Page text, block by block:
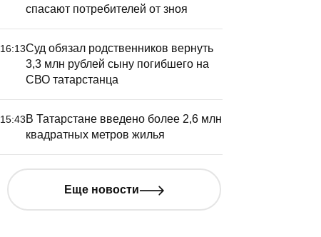
спасают потребителей от зноя
16:13Суд обязал родственников вернуть
3,3 млн рублей сыну погибшего на
СВО татарстанца
15:43В Татарстане введено более 2,6 млн
квадратных метров жилья
Еще новости